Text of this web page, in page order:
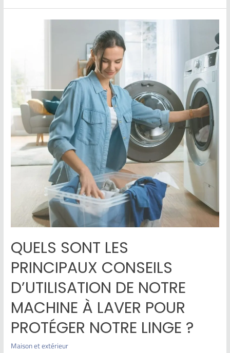
QUELS SONT LES
PRINCIPAUX CONSEILS
D’UTILISATION DE NOTRE
MACHINE À LAVER POUR
PROTÉGER NOTRE LINGE ?
Maison et extérieur